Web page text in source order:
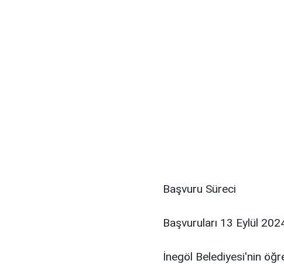
Başvuru Süreci
Başvuruları 13 Eylül
İnegöl Belediyesi'nin